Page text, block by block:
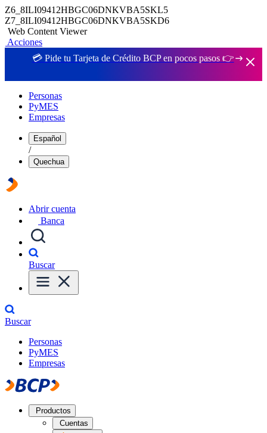
Z6_8ILI09412HBGC06DNKVBA5SKL5
Z7_8ILI09412HBGC06DNKVBA5SKD6
Web Content Viewer
Acciones
💳 Pide tu Tarjeta de Crédito BCP en pocos pasos 👉
Personas
PyMES
Empresas
Español
/
Quechua
Abrir cuenta
Banca
Buscar
Buscar
Personas
PyMES
Empresas
Productos
Cuentas